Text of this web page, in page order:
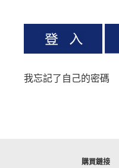
我忘記了自己的密碼
購買鏈接